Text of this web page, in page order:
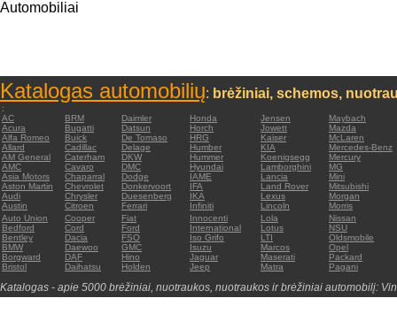
Automobiliai
Katalogas automobilių: brėžiniai, schemos,
:
AC
BRM Daimler Honda Jensen
Maybach
Acura
Bugatti Datsun Horch Jowett
Mazda
Alfa Romeo
Buick De Tomaso HRG Kaiser
McLaren
Allard
Cadillac Delage Humber KIA
Mercedes-Benz
AM General
Caterham DKW Hummer Koenigsegg
Mercury
AMC
Cavaro DMC Hyundai Lamborghini
MG
Asia Motors
Chaparral Dodge IAME Lancia
Mini
Aston Martin
Chevrolet Donkervoort IFA Land Rover
Mitsubishi
Audi
Chrysler Duesenberg IKA Lexus
Morgan
Austin
Citroen Ferrari Infiniti Lincoln
Morris
Auto Union
Cooper Fiat Innocenti Lola
Nissan
Bedford
Cord Ford International Lotus
NSU
Bentley
Dacia FSO Iso Grifo LTI
Oldsmobile
BMW
Daewoo GMC Isuzu Marcos
Opel
Borgward
DAF Hino Jaguar Maserati
Packard
Bristol
Daihatsu Holden Jeep Matra Pagani
Katalogas - apie 5000 brėžiniai, nuotraukos, nuotraukos ir brėžiniai automobilį: